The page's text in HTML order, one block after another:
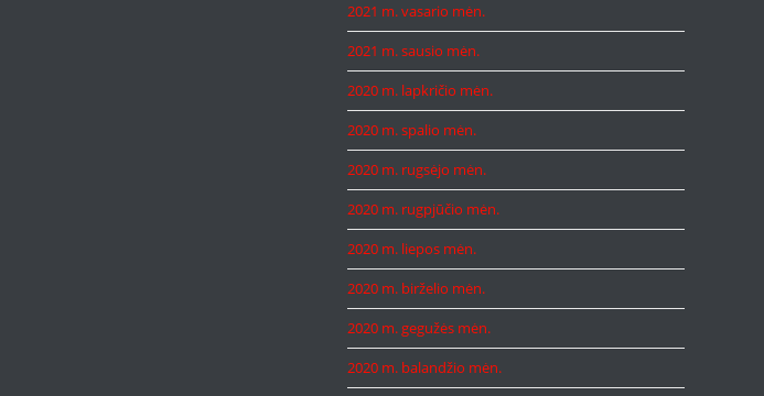
2021 m. vasario mėn.
2021 m. sausio mėn.
2020 m. lapkričio mėn.
2020 m. spalio mėn.
2020 m. rugsėjo mėn.
2020 m. rugpjūčio mėn.
2020 m. liepos mėn.
2020 m. birželio mėn.
2020 m. gegužės mėn.
2020 m. balandžio mėn.